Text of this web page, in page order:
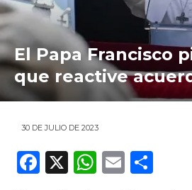
El Papa Francisco
que reactive
30 DE JULIO DE 2023
F
X
W E